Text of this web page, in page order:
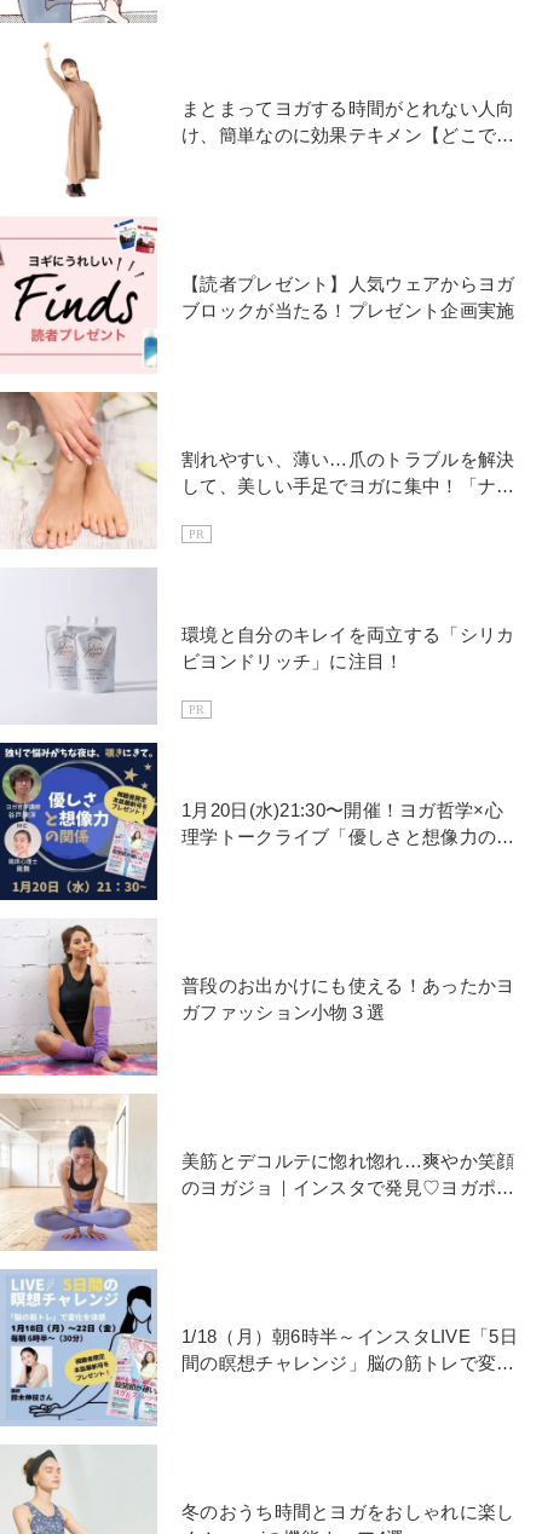
まとまってヨガする時間がとれない人向
け、簡単なのに効果テキメン【どこでも
【読者プレゼント】人気ウェアからヨガ
ブロックが当たる！プレゼント企画実施
割れやすい、薄い…爪のトラブルを解決
して、美しい手足でヨガに集中！「ナー
PR
環境と自分のキレイを両立する「シリカ
ビヨンドリッチ」に注目！
PR
1月20日(水)21:30〜開催！ヨガ哲学×心
理学トークライブ「優しさと想像力の関
普段のお出かけにも使える！あったかヨ
ガファッション小物３選
美筋とデコルテに惚れ惚れ…爽やか笑顔
のヨガジョ｜インスタで発見♡ヨガポー
1/18（月）朝6時半～インスタLIVE「5日
間の瞑想チャレンジ」脳の筋トレで変化
冬のおうち時間とヨガをおしゃれに楽し